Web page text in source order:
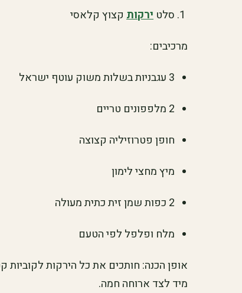
סלט ירקות קצוץ קלאסי
מרכיבים:
3 עגבניות בשלות משוק עוטף ישראל
2 מלפפונים טריים
חופן פטרוזיליה קצוצה
מיץ מחצי לימון
2 כפות שמן זית כתית מעולה
מלח ופלפל לפי הטעם
אופן הכנה: חותכים את כל הירקות לקוביות
מיד לצד ארוחה חמה.